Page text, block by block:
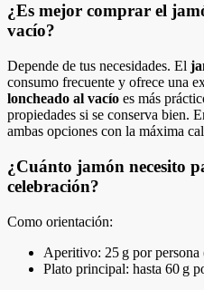
¿Es mejor comprar el
vacío?
Depende de tus necesidades. El
consumo frecuente y ofrece una
loncheado al vacío es más
propiedades si se conserva bien.
ambas opciones con la máxima
¿Cuánto jamón necesito
celebración?
Como orientación:
Aperitivo: 25 g por persona
Plato principal: hasta 60 g